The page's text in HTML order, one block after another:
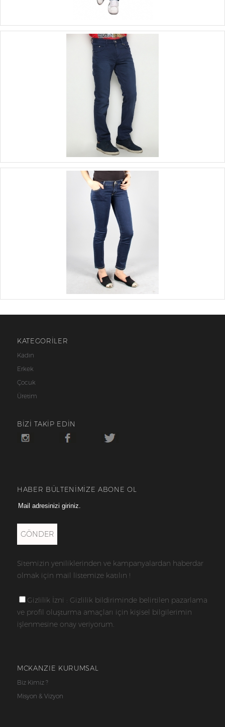
KATEGORİLER
Kadın
Erkek
Çocuk
Üretim
BİZİ TAKİP EDİN
HABER BÜLTENİMİZE ABONE OL
GÖNDER
Sitemizin yeniliklerinden ve kampanyalardan haberdar
olmak için mail listemize katılın !
Gizlilik İzni : Gizlilik bildiriminde belirtilen pazarlama
ve profil oluşturma amaçları için kişisel bilgilerimin
işlenmesine onay veriyorum.
MCKANZIE KURUMSAL
Biz Kimiz ?
Misyon & Vizyon